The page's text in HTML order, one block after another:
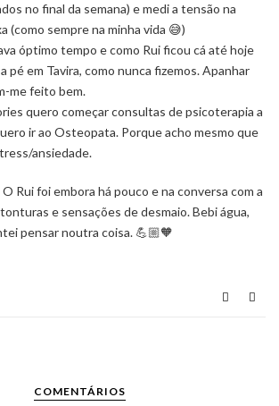
no final da semana) e medi a tensão na
(como sempre na minha vida 😅)
óptimo tempo e como Rui ficou cá até hoje
pé em Tavira, como nunca fizemos. Apanhar
me feito bem.
quero começar consultas de psicoterapia a
ir ao Osteopata. Porque acho mesmo que
ansiedade.
O Rui foi embora há pouco e na conversa com a
e sensações de desmaio. Bebi água,
pensar noutra coisa. 💪🏼🧡
COMENTÁRIOS